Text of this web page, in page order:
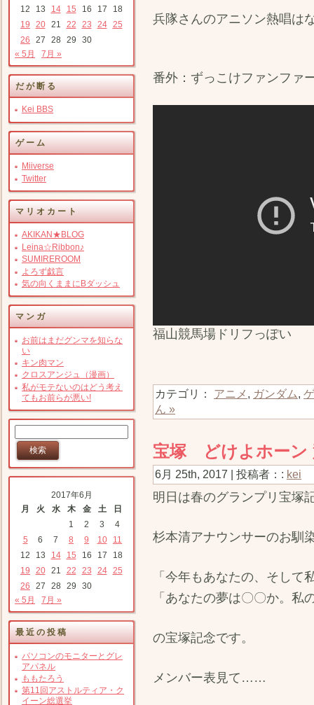
12
13 14 15 16 17
18
19
20 21 22 23 24
25
26
27 28 29
30
« 5月
7月 »
だが断る
Kei BBS
ゲーム
Miiverse
Twitter
マリオカート
AKIKAN★BLOG
Leina☆Ribbon♪
SUMIREROOM
よろず戯言
気の向くままにBダッシュ
マンガ
お前はまだグンマを知らな
い
キン肉マン
クロスアンジュ（漫画）
私がモテないのはどう考え
てもお前らが悪い!
2017年6月
月
火 水 木 金 土
日
1
2 3
4
5
6 7 8 9 10
11
12
13 14 15 16 17
18
19
20 21 22 23 24
25
26
27 28 29
30
« 5月
7月 »
最近の投稿
パソコンのモニターとグレ
アパネル
ももたろう
第11回アストルティア・ク
イーン総選挙
兵隊さんのアニソン熱唱は
番外：ずっこけファンファ
福山競馬場ドリフっぽい
カテゴリ： アニメ , ガンダム,
ん »
宝塚 どけよホーン
6月 25th, 2017 | 投稿者：: kei
明日は春のグランプリ宝塚
杉本清アナウンサーのお馴
「今年もあなたの、そして
「あなたの夢は〇〇か。私
の宝塚記念です。
メンバー表見て……